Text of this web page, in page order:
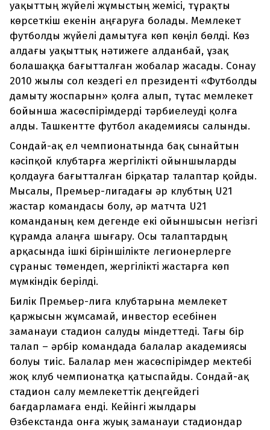
уақыттың жүйелі жұмыстың жемісі, тұрақты
көрсеткіш екенін аңғаруға болады. Мемлекет
футболды жүйелі дамытуға көп көңіл бөлді. Көз
алдағы уақыттық нәтижеге алданбай, ұзақ
болашаққа бағытталған жобалар жасады. Сонау
2010 жылы сол кездегі ел президенті «Футболды
дамыту жоспарын» қолға алып, тұтас мемлекет
бойынша жасөспірімдерді тәрбиелеуді қолға
алды. Ташкентте футбол академиясы салынды.
Сондай-ақ ел чемпионатында бақ сынайтын
кәсіпқой клубтарға жергілікті ойыншыларды
қолдауға бағытталған бірқатар талаптар қойды.
Мысалы, Премьер-лигадағы әр клубтың U21
жастар командасы болу, әр матчта U21
команданың кем дегенде екі ойыншысын негізгі
құрамда алаңға шығару. Осы талаптардың
арқасында ішкі біріншілікте легионерлерге
сұраныс төмендеп, жергілікті жастарға көп
мүмкіндік берілді.
Билік Премьер-лига клубтарына мемлекет
қаржысын жұмсамай, инвестор есебінен
заманауи стадион салуды міндеттеді. Тағы бір
талап – әрбір командада балалар академиясы
болуы тиіс. Балалар мен жасөспірімдер мектебі
жоқ клуб чемпионатқа қатыспайды. Сондай-ақ
стадион салу мемлекеттік деңгейдегі
бағдарламаға енді. Кейінгі жылдары
Өзбекстанда онға жуық заманауи стадиондар